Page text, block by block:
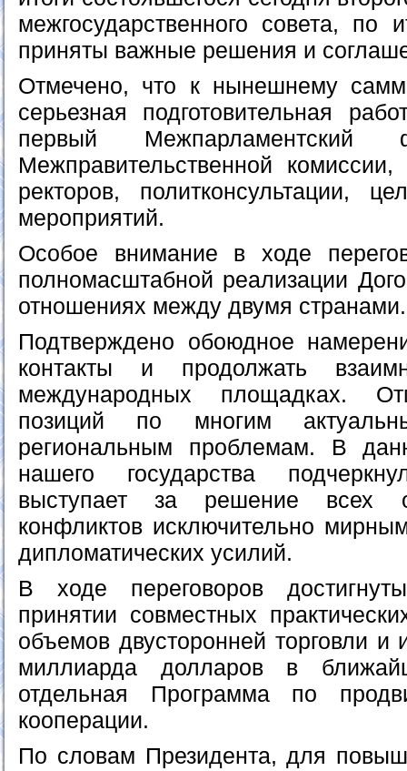
межгосударственного совета, по
приняты важные решения и
Отмечено, что к нынешнему
серьезная подготовительная
первый Межпарламентский
Межправительственной
ректоров, политконсультации,
мероприятий.
Особое внимание в ходе
полномасштабной реализации
отношениях между двумя странами.
Подтверждено обоюдное
контакты и продолжать
международных площадках.
позиций по многим
региональным проблемам. В
нашего государства
выступает за решение всех
конфликтов исключительно
дипломатических усилий.
В ходе переговоров
принятии совместных
объемов двусторонней торговли и
миллиарда долларов в
отдельная Программа по
кооперации.
По словам Президента, для